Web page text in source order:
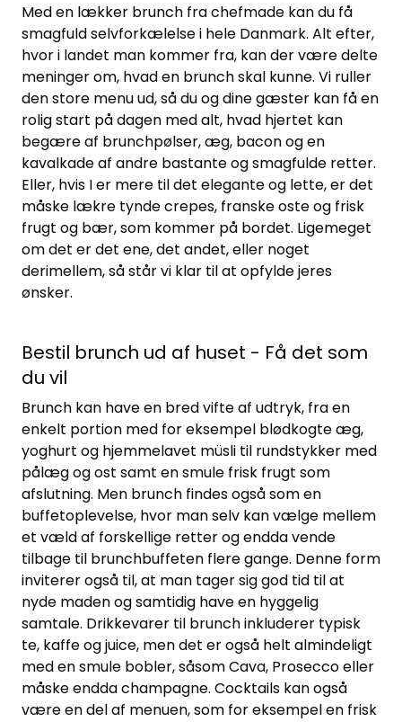
Med en lækker brunch fra chefmade kan du få
smagfuld selvforkælelse i hele Danmark. Alt efter,
hvor i landet man kommer fra, kan der være delte
meninger om, hvad en brunch skal kunne. Vi ruller
den store menu ud, så du og dine gæster kan få en
rolig start på dagen med alt, hvad hjertet kan
begære af brunchpølser, æg, bacon og en
kavalkade af andre bastante og smagfulde retter.
Eller, hvis I er mere til det elegante og lette, er det
måske lækre tynde crepes, franske oste og frisk
frugt og bær, som kommer på bordet. Ligemeget
om det er det ene, det andet, eller noget
derimellem, så står vi klar til at opfylde jeres
ønsker.
Bestil brunch ud af huset - Få det som
du vil
Brunch kan have en bred vifte af udtryk, fra en
enkelt portion med for eksempel blødkogte æg,
yoghurt og hjemmelavet müsli til rundstykker med
pålæg og ost samt en smule frisk frugt som
afslutning. Men brunch findes også som en
buffetoplevelse, hvor man selv kan vælge mellem
et væld af forskellige retter og endda vende
tilbage til brunchbuffeten flere gange. Denne form
inviterer også til, at man tager sig god tid til at
nyde maden og samtidig have en hyggelig
samtale. Drikkevarer til brunch inkluderer typisk
te, kaffe og juice, men det er også helt almindeligt
med en smule bobler, såsom Cava, Prosecco eller
måske endda champagne. Cocktails kan også
være en del af menuen, som for eksempel en frisk